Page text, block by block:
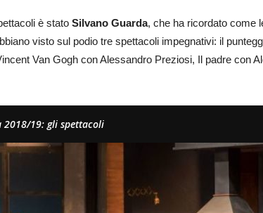
è stato Silvano Guarda, che ha ricordato come
visto sul podio tre spettacoli impegnativi: il
Van Gogh con Alessandro Preziosi, Il padre con
2018/19: gli spettacoli